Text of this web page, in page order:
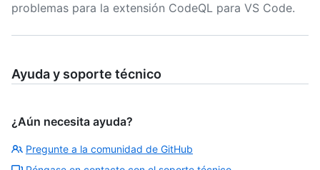
problemas para la extensión CodeQL para VS Code.
Ayuda y soporte técnico
¿Aún necesita ayuda?
Pregunte a la comunidad de GitHub